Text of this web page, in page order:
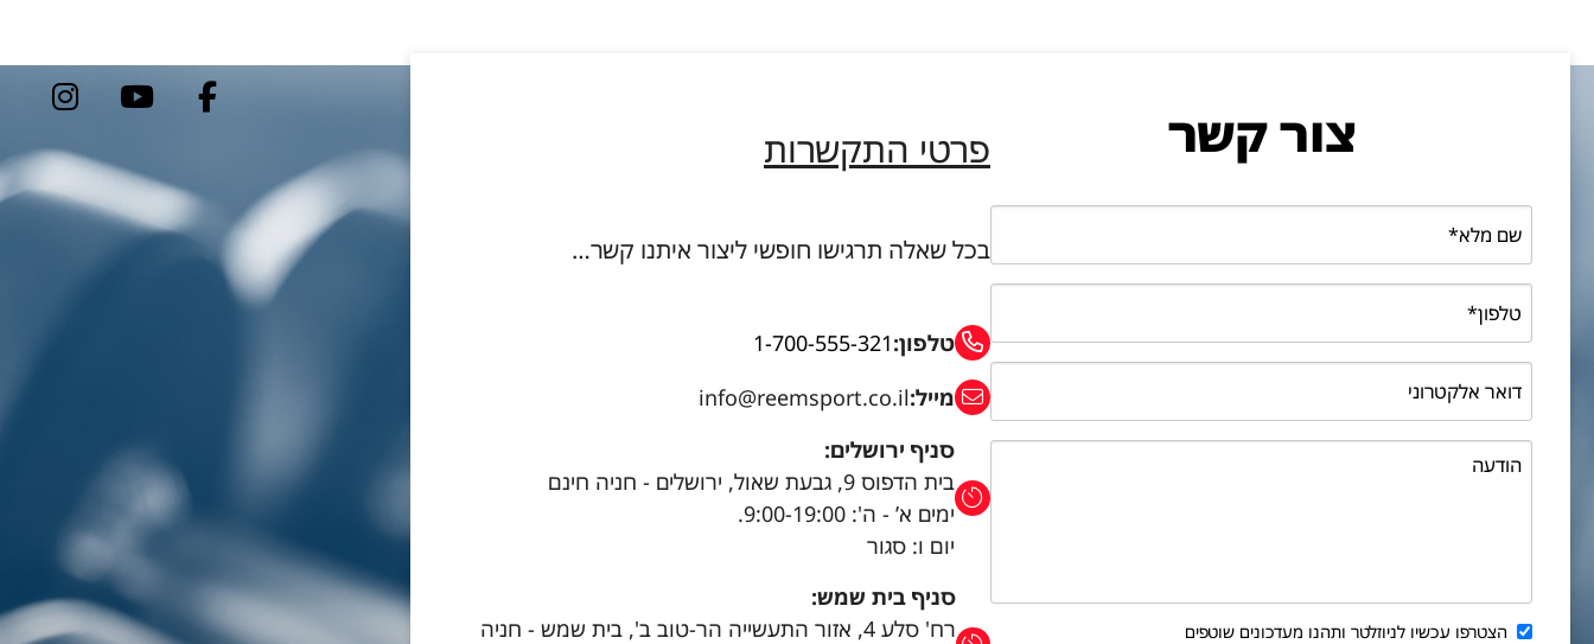
צור קשר
הצטרפו עכשיו לניוזלטר ותהנו מעדכונים שוטפים
פרטי התקשרות
בכל שאלה תרגישו חופשי ליצור איתנו קשר…
טלפון:1-700-555-321
מייל:info@reemsport.co.il
סניף ירושלים:
בית הדפוס 9, גבעת שאול, ירושלים - חניה חינם
ימים א’ - ה': 9:00-19:00.
יום ו: סגור
סניף בית שמש:
רח' סלע 4, אזור התעשייה הר-טוב ב', בית שמש - חניה